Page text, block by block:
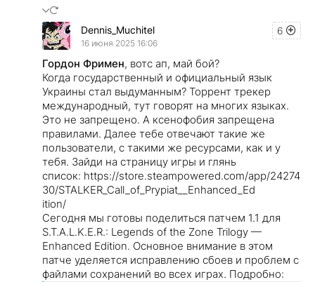
6
Dennis_Muchitel
16 июня 2025 16:06
Гордон Фримен, вотс ап, май бой?
Когда государственный и официальный язык
Украины стал выдуманным? Торрент трекер
международный, тут говорят на многих языках.
Это не запрещено. А ксенофобия запрещена
правилами. Далее тебе отвечают такие же
пользователи, с такими же ресурсами, как и у
тебя. Зайди на страницу игры и глянь
список: https://store.steampowered.com/app/24274
30/STALKER_Call_of_Prypiat__Enhanced_Ed
ition/
Сегодня мы готовы поделиться патчем 1.1 для
S.T.A.L.K.E.R.: Legends of the Zone Trilogy —
Enhanced Edition. Основное внимание в этом
патче уделяется исправлению сбоев и проблем с
файлами сохранений во всех играх. Подробно: